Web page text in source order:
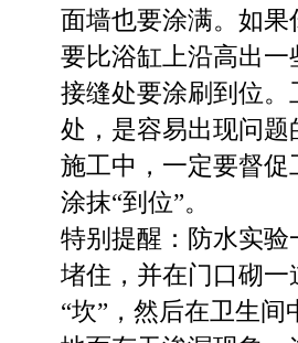
面墙也要涂满。如
要比浴缸上沿高出一
接缝处要涂刷到位
处，是容易出现问题
施工中，一定要督
涂抹“到位”。
特别提醒：防水实
堵住，并在门口砌一
“坎”，然后在卫生